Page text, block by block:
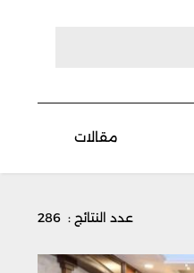
مقالات
عدد النتائج : 286